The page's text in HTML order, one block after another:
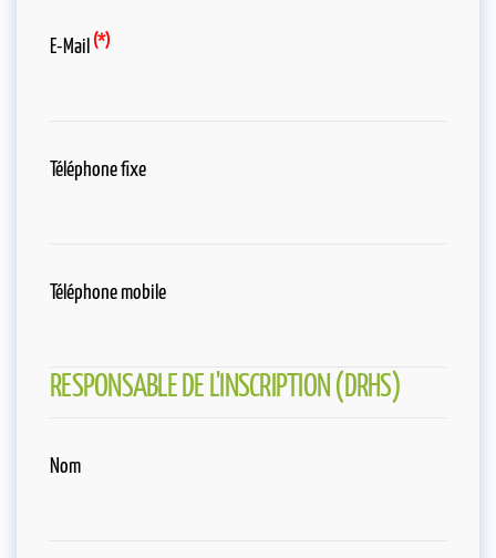
E-Mail (*)
Téléphone fixe
Téléphone mobile
RESPONSABLE DE L'INSCRIPTION (DRHS)
Nom